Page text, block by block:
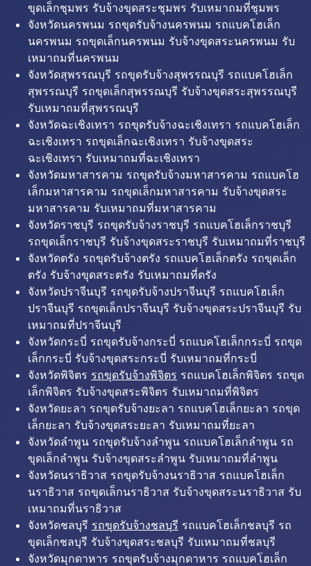
ขุดเล็กชุมพร รับจ้างขุดสระชุมพร รับเหมาถมที่ชุมพร
จังหวัดนครพนม รถขุดรับจ้างนครพนม รถแบคโฮเล็ก
นครพนม รถขุดเล็กนครพนม รับจ้างขุดสระนครพนม รับ
เหมาถมที่นครพนม
จังหวัดสุพรรณบุรี รถขุดรับจ้างสุพรรณบุรี รถแบคโฮเล็ก
สุพรรณบุรี รถขุดเล็กสุพรรณบุรี รับจ้างขุดสระสุพรรณบุรี
รับเหมาถมที่สุพรรณบุรี
จังหวัดฉะเชิงเทรา รถขุดรับจ้างฉะเชิงเทรา รถแบคโฮเล็ก
ฉะเชิงเทรา รถขุดเล็กฉะเชิงเทรา รับจ้างขุดสระ
ฉะเชิงเทรา รับเหมาถมที่ฉะเชิงเทรา
จังหวัดมหาสารคาม รถขุดรับจ้างมหาสารคาม รถแบคโฮ
เล็กมหาสารคาม รถขุดเล็กมหาสารคาม รับจ้างขุดสระ
มหาสารคาม รับเหมาถมที่มหาสารคาม
จังหวัดราชบุรี รถขุดรับจ้างราชบุรี รถแบคโฮเล็กราชบุรี
รถขุดเล็กราชบุรี รับจ้างขุดสระราชบุรี รับเหมาถมที่ราชบุรี
จังหวัดตรัง รถขุดรับจ้างตรัง รถแบคโฮเล็กตรัง รถขุดเล็ก
ตรัง รับจ้างขุดสระตรัง รับเหมาถมที่ตรัง
จังหวัดปราจีนบุรี รถขุดรับจ้างปราจีนบุรี รถแบคโฮเล็ก
ปราจีนบุรี รถขุดเล็กปราจีนบุรี รับจ้างขุดสระปราจีนบุรี รับ
เหมาถมที่ปราจีนบุรี
จังหวัดกระบี่ รถขุดรับจ้างกระบี่ รถแบคโฮเล็กกระบี่ รถขุด
เล็กกระบี่ รับจ้างขุดสระกระบี่ รับเหมาถมที่กระบี่
จังหวัดพิจิตร รถขุดรับจ้างพิจิตร รถแบคโฮเล็กพิจิตร รถขุด
เล็กพิจิตร รับจ้างขุดสระพิจิตร รับเหมาถมที่พิจิตร
จังหวัดยะลา รถขุดรับจ้างยะลา รถแบคโฮเล็กยะลา รถขุด
เล็กยะลา รับจ้างขุดสระยะลา รับเหมาถมที่ยะลา
จังหวัดลำพูน รถขุดรับจ้างลำพูน รถแบคโฮเล็กลำพูน รถ
ขุดเล็กลำพูน รับจ้างขุดสระลำพูน รับเหมาถมที่ลำพูน
จังหวัดนราธิวาส รถขุดรับจ้างนราธิวาส รถแบคโฮเล็ก
นราธิวาส รถขุดเล็กนราธิวาส รับจ้างขุดสระนราธิวาส รับ
เหมาถมที่นราธิวาส
จังหวัดชลบุรี รถขุดรับจ้างชลบุรี รถแบคโฮเล็กชลบุรี รถ
ขุดเล็กชลบุรี รับจ้างขุดสระชลบุรี รับเหมาถมที่ชลบุรี
จังหวัดมุกดาหาร รถขุดรับจ้างมุกดาหาร รถแบคโฮเล็ก